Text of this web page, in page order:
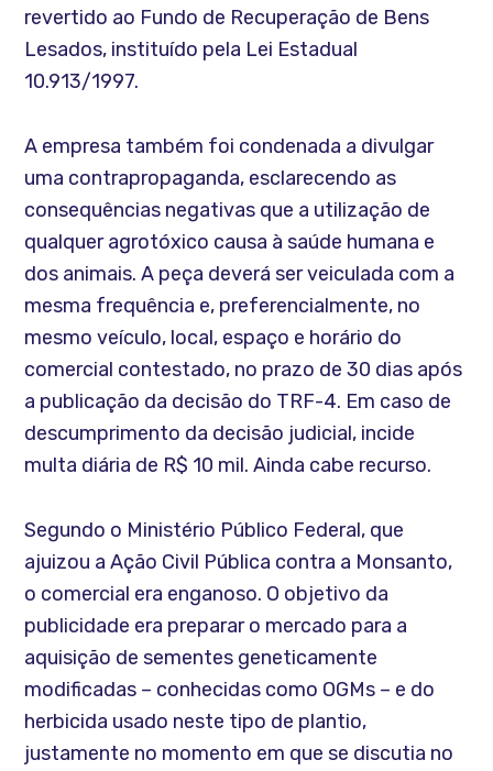
revertido ao Fundo de Recuperação de Bens
Lesados, instituído pela Lei Estadual
10.913/1997.
A empresa também foi condenada a divulgar
uma contrapropaganda, esclarecendo as
consequências negativas que a utilização de
qualquer agrotóxico causa à saúde humana e
dos animais. A peça deverá ser veiculada com a
mesma frequência e, preferencialmente, no
mesmo veículo, local, espaço e horário do
comercial contestado, no prazo de 30 dias após
a publicação da decisão do TRF-4. Em caso de
descumprimento da decisão judicial, incide
multa diária de R$ 10 mil. Ainda cabe recurso.
Segundo o Ministério Público Federal, que
ajuizou a Ação Civil Pública contra a Monsanto,
o comercial era enganoso. O objetivo da
publicidade era preparar o mercado para a
aquisição de sementes geneticamente
modificadas – conhecidas como OGMs – e do
herbicida usado neste tipo de plantio,
justamente no momento em que se discutia no